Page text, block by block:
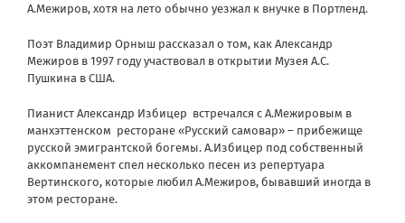
А.Межиров, хотя на лето обычно уезжал к внучке в Портленд.
Поэт Владимир Орныш рассказал о том, как Александр
Межиров в 1997 году участвовал в открытии Музея А.С.
Пушкина в США.
Пианист Александр Избицер встречался с А.Межировым в
манхэттенском ресторане «Русский самовар» – прибежище
русской эмигрантской богемы. А.Избицер под собственный
аккомпанемент спел несколько песен из репертуара
Вертинского, которые любил А.Межиров, бывавший иногда в
этом ресторане.